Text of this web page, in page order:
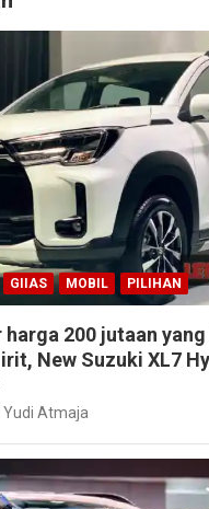
GIIAS MOBIL PILIHAN
harga 200 jutaan
New Suzuki XL7
Yudi Atmaja